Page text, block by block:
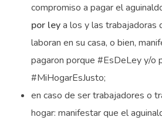
compromiso a pagar el
por leya los y las trabajadoras
laboran en su casa, o bien,
pagaron porque #EsDeLey y/o
#MiHogarEsJusto;
en caso de ser trabajadores o
hogar: manifestar que el